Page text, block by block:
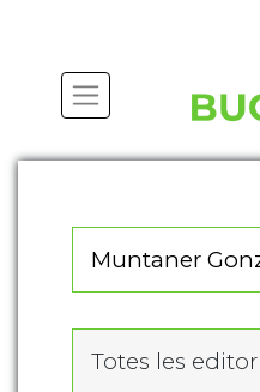
Totes les